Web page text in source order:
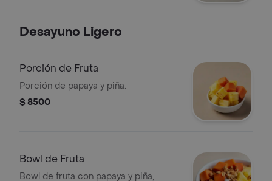
Desayuno Ligero
Porción de Fruta
Porción de papaya y piña.
$ 8500
Bowl de Fruta
Bowl de fruta con papaya y piña,